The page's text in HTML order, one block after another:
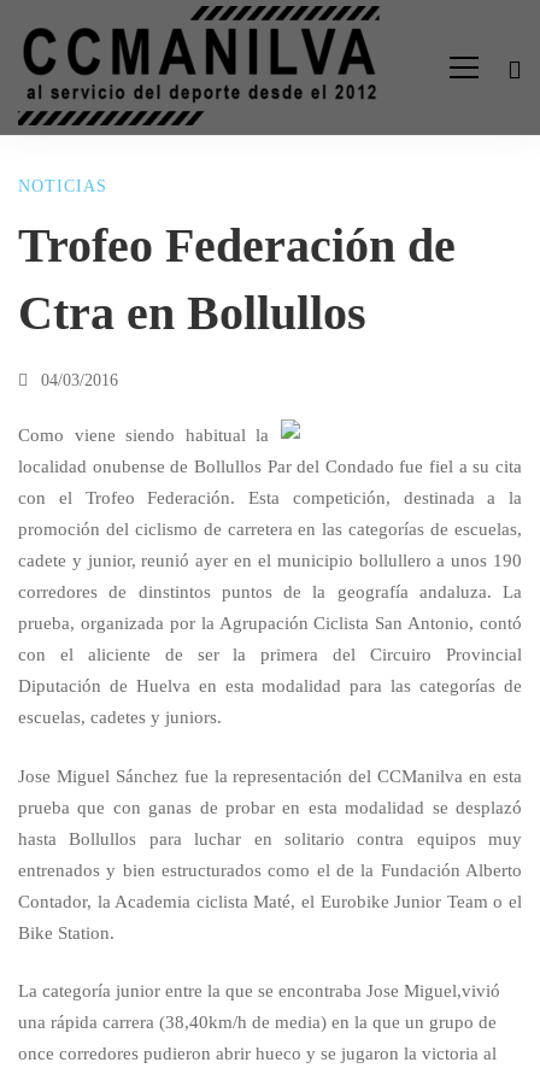
Trofeo
Federación
de
Ctra
en
Bollullos
NOTICIAS
Trofeo Federación de
Ctra en Bollullos
04/03/2016
Como viene siendo habitual la
localidad onubense de Bollullos Par del Condado fue fiel a su cita
con el Trofeo Federación. Esta competición, destinada a la
promoción del ciclismo de carretera en las categorías de escuelas,
cadete y junior, reunió ayer en el municipio bollullero a unos 190
corredores de dinstintos puntos de la geografía andaluza. La
prueba, organizada por la Agrupación Ciclista San Antonio, contó
con el aliciente de ser la primera del Circuiro Provincial
Diputación de Huelva en esta modalidad para las categorías de
escuelas, cadetes y juniors.
Jose Miguel Sánchez fue la representación del CCManilva en esta
prueba que con ganas de probar en esta modalidad se desplazó
hasta Bollullos para luchar en solitario contra equipos muy
entrenados y bien estructurados como el de la Fundación Alberto
Contador, la Academia ciclista Maté, el Eurobike Junior Team o el
Bike Station.
La categoría junior entre la que se encontraba Jose Miguel,vivió
una rápida carrera (38,40km/h de media) en la que un grupo de
once corredores pudieron abrir hueco y se jugaron la victoria al